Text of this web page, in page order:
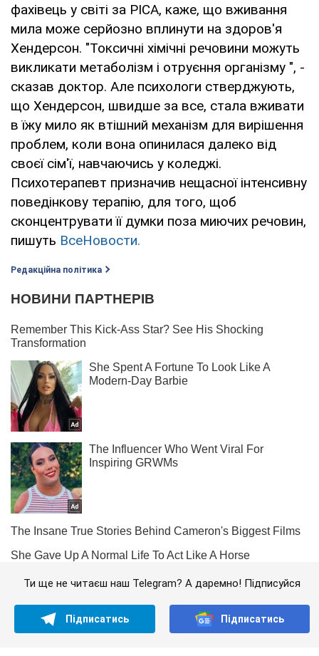
фахівець у світі за PICA, каже, що вживання
мила може серйозно вплинути на здоров'я
Хендерсон. "Токсичні хімічні речовини можуть
викликати метаболізм і отруєння організму ", -
сказав доктор. Але психологи стверджують,
що Хендерсон, швидше за все, стала вживати
в їжу мило як втішний механізм для вирішення
проблем, коли вона опинилася далеко від
своєї сім'ї, навчаючись у коледжі.
Психотерапевт призначив нещасної інтенсивну
поведінкову терапію, для того, щоб
сконцентрувати її думки поза миючих речовин,
пишуть ВсеНовости.
Редакційна політика
Ти ще не читаєш наш Telegram? А даремно! Підписуйся
Підписатись Підписатись